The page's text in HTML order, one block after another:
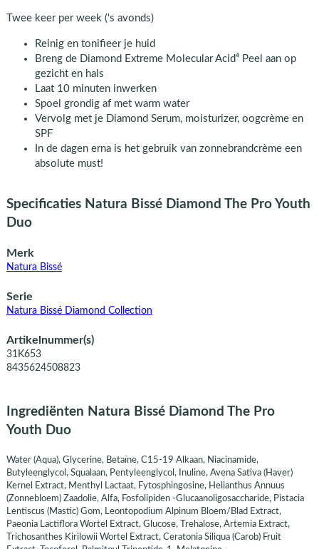
Twee keer per week ('s avonds)
Reinig en tonifieer je huid
Breng de Diamond Extreme Molecular Acid⁴ Peel aan op
gezicht en hals
Laat 10 minuten inwerken
Spoel grondig af met warm water
Vervolg met je Diamond Serum, moisturizer, oogcrème en
SPF
In de dagen erna is het gebruik van zonnebrandcrème een
absolute must!
Specificaties Natura Bissé Diamond The Pro Youth
Duo
Merk
Natura Bissé
Serie
Natura Bissé Diamond Collection
Artikelnummer(s)
31K653
8435624508823
Ingrediënten Natura Bissé Diamond The Pro
Youth Duo
Water (Aqua), Glycerine, Betaïne, C15-19 Alkaan, Niacinamide,
Butyleenglycol, Squalaan, Pentyleenglycol, Inuline, Avena Sativa (Haver)
Kernel Extract, Menthyl Lactaat, Fytosphingosine, Helianthus Annuus
(Zonnebloem) Zaadolie, Alfa, Fosfolipiden -Glucaanoligosaccharide, Pistacia
Lentiscus (Mastic) Gom, Leontopodium Alpinum Bloem/Blad Extract,
Paeonia Lactiflora Wortel Extract, Glucose, Trehalose, Artemia Extract,
Trichosanthes Kirilowii Wortel Extract, Ceratonia Siliqua (Carob) Fruit